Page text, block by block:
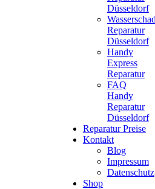
Düsseldorf
Reparatur
Düsseldorf
Handy
Express
Reparatur
FAQ
Handy
Reparatur
Düsseldorf
Reparatur Preise
Kontakt
Blog
Impressum
Datenschutz
Shop